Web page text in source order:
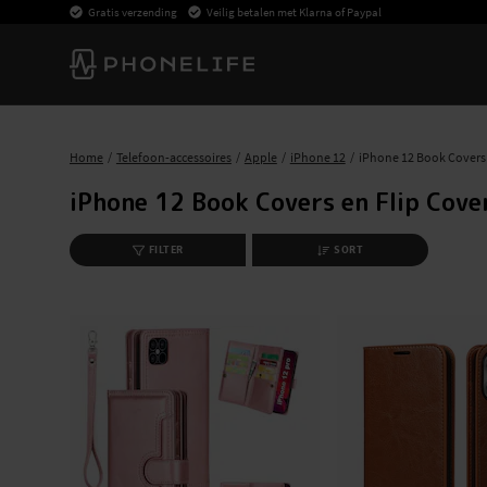
Gratis verzending Veilig betalen met Klarna of Paypal
Home Telefoon-accessoires Apple iPhone 12 iPhone 12 Book Covers
iPhone 12 Book Covers en Flip
FILTER SORT